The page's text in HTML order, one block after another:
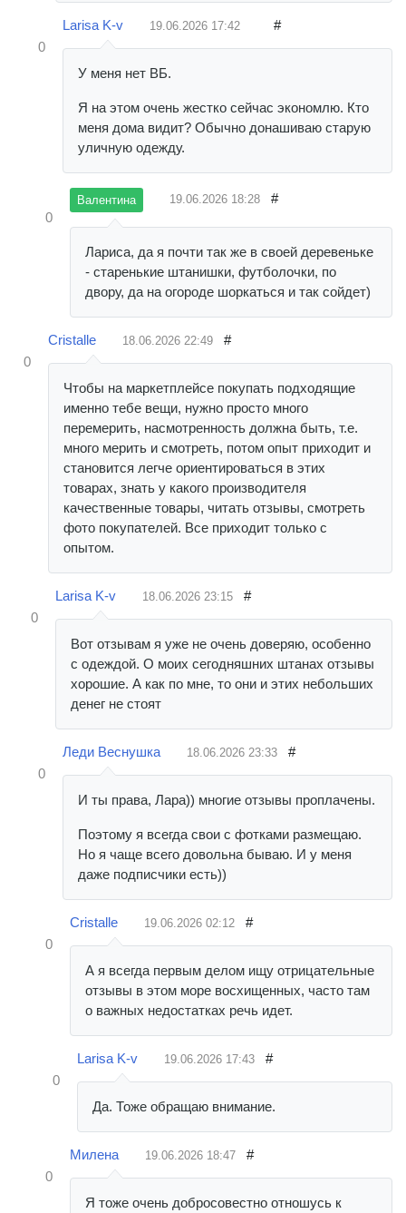
0
Larisa K-v 19.06.2026 17:42 #
У меня нет ВБ.
Я на этом очень жестко сейчас экономлю. Кто
меня дома видит? Обычно донашиваю старую
уличную одежду.
0
Валентина 19.06.2026 18:28 #
Лариса, да я почти так же в своей деревеньке
- старенькие штанишки, футболочки, по
двору, да на огороде шоркаться и так сойдет)
0
Cristalle 18.06.2026 22:49 #
Чтобы на маркетплейсе покупать подходящие
именно тебе вещи, нужно просто много
перемерить, насмотренность должна быть, т.е.
много мерить и смотреть, потом опыт приходит и
становится легче ориентироваться в этих
товарах, знать у какого производителя
качественные товары, читать отзывы, смотреть
фото покупателей. Все приходит только с
опытом.
0
Larisa K-v 18.06.2026 23:15 #
Вот отзывам я уже не очень доверяю, особенно
с одеждой. О моих сегодняшних штанах отзывы
хорошие. А как по мне, то они и этих небольших
денег не стоят
0
Леди Веснушка 18.06.2026 23:33 #
И ты права, Лара)) многие отзывы проплачены.
Поэтому я всегда свои с фотками размещаю.
Но я чаще всего довольна бываю. И у меня
даже подписчики есть))
0
Cristalle 19.06.2026 02:12 #
А я всегда первым делом ищу отрицательные
отзывы в этом море восхищенных, часто там
о важных недостатках речь идет.
0
Larisa K-v 19.06.2026 17:43 #
Да. Тоже обращаю внимание.
0
Милена 19.06.2026 18:47 #
Я тоже очень добросовестно отношусь к